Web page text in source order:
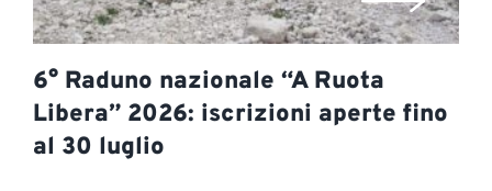
6° Raduno nazionale “A Ruota
Libera” 2026: iscrizioni aperte fino
al 30 luglio